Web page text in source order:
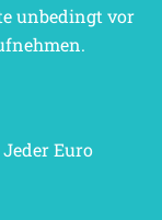
unbedingt vor
Euro